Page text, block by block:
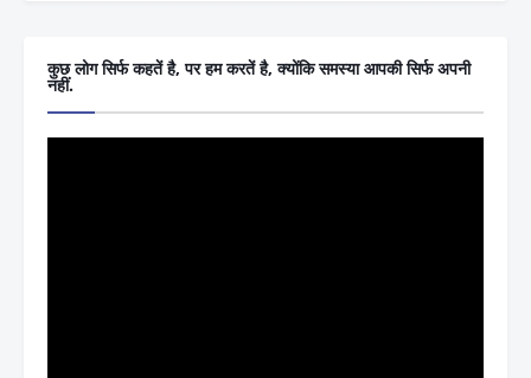
कुछ लोग सिर्फ कहतें है, पर हम करतें है, क्योंकि समस्या आपकी सिर्फ अपनी
नहीं.